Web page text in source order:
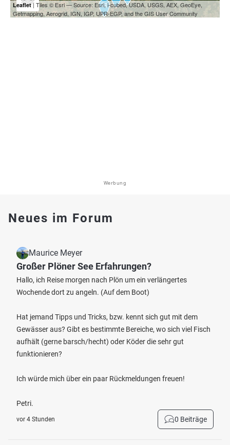
Leaflet| Tiles © Esri — Source: Esri, i-cubed, USDA, USGS, AEX, GeoEye,
Getmapping, Aerogrid, IGN, IGP, UPR-EGP, and the GIS User Community
Werbung
Neues im Forum
Maurice Meyer
Großer Plöner See Erfahrungen?
Hallo, ich Reise morgen nach Plön um ein verlängertes
Wochende dort zu angeln. (Auf dem Boot)
Hat jemand Tipps und Tricks, bzw. kennt sich gut mit dem
Gewässer aus? Gibt es bestimmte Bereiche, wo sich viel Fisch
aufhält (gerne barsch/hecht) oder Köder die sehr gut
funktionieren?
Ich würde mich über ein paar Rückmeldungen freuen!
Petri.
vor 4 Stunden 0 Beiträge